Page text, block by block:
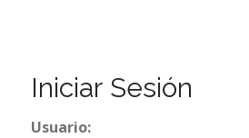
Iniciar Sesión
Usuario: